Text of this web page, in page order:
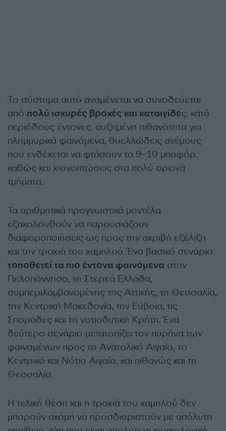
Το σύστημα αυτό αναμένεται να συνοδεύεται
από πολύ ισχυρές βροχές και καταιγίδες, κατά
περιόδους έντονες, αυξημένη πιθανότητα για
πλημμυρικά φαινόμενα, θυελλώδεις ανέμους
που ενδέχεται να φτάσουν τα 9–10 μποφόρ,
καθώς και χιονοπτώσεις στα πολύ ορεινά
τμήματα.
Τα αριθμητικά προγνωστικά μοντέλα
εξακολουθούν να παρουσιάζουν
διαφοροποιήσεις ως προς την ακριβή εξέλιξη
και την τροχιά του χαμηλού. Ένα βασικό σενάριο
τοποθετεί τα πιο έντονα φαινόμενα στην
Πελοπόννησο, τη Στερεά Ελλάδα,
συμπεριλαμβανομένης της Αττικής, τη Θεσσαλία,
την Κεντρική Μακεδονία, την Εύβοια, τις
Σποράδες και τη νοτιοδυτική Κρήτη. Ένα
δεύτερο σενάριο μετατοπίζει τον πυρήνα των
φαινομένων προς το Ανατολικό Αιγαίο, το
Κεντρικό και Νότιο Αιγαίο, και πιθανώς και τη
Θεσσαλία.
Η τελική θέση και η τροχιά του χαμηλού δεν
μπορούν ακόμη να προσδιοριστούν με απόλυτη